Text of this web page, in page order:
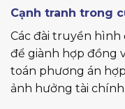
Cạnh tranh trong
Các đài truyền
để giành hợp đồng
toán phương án
ảnh hưởng tài chính.